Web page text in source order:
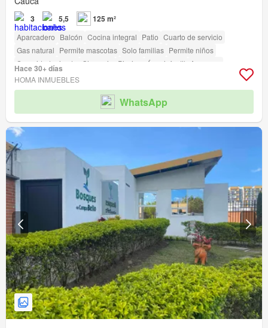
3 5,5 125 m²
Aparcadero Balcón Cocina integral Patio Cuarto de servicio
Gas natural Permite mascotas Solo familias Permite niños
Seguridad privada
Gimnasio Piscina Área infantil Ascensor
Hace 30+ días
HOMA INMUEBLES
WhatsApp